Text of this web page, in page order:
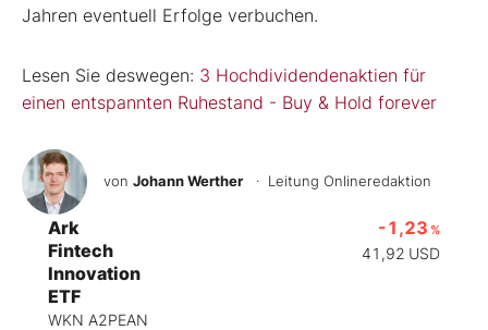
Jahren eventuell Erfolge verbuchen.
Lesen Sie deswegen: 3 Hochdividendenaktien für
einen entspannten Ruhestand - Buy & Hold forever
von Johann Werther · Leitung Onlineredaktion
Ark
Fintech
Innovation
ETF
WKN A2PEAN
-1,23 %
41,92 USD